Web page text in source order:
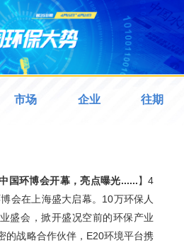
市场 企业 往期
国环博会开幕，亮点曝光......】4
会在上海盛大启幕。10万环保人
盛会，掀开盛况空前的环保产业
的战略合作伙伴，E20环境平台携